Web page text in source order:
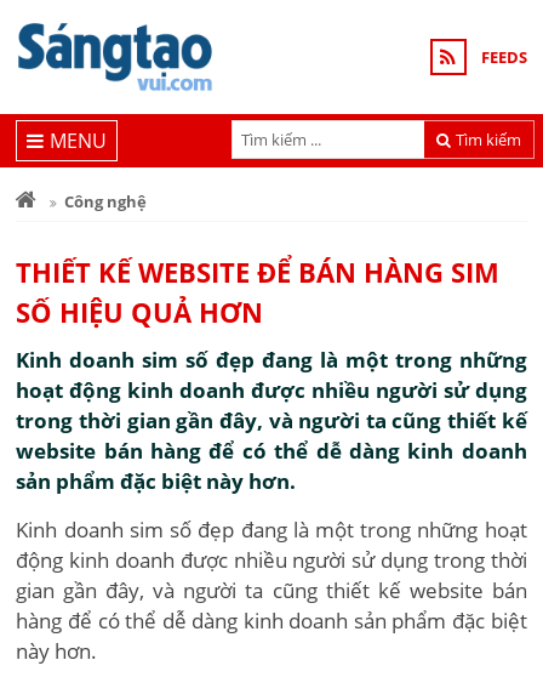
FEEDS
Tìm kiếm
MENU
Công nghệ
THIẾT KẾ WEBSITE ĐỂ BÁN HÀNG SIM
SỐ HIỆU QUẢ HƠN
Kinh doanh sim số đẹp đang là một trong những
hoạt động kinh doanh được nhiều người sử dụng
trong thời gian gần đây, và người ta cũng thiết kế
website bán hàng để có thể dễ dàng kinh doanh
sản phẩm đặc biệt này hơn.
Kinh doanh sim số đẹp đang là một trong những hoạt
động kinh doanh được nhiều người sử dụng trong thời
gian gần đây, và người ta cũng thiết kế website bán
hàng để có thể dễ dàng kinh doanh sản phẩm đặc biệt
này hơn.